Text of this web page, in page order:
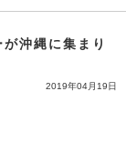
沖縄に集まり
2019年04月19日